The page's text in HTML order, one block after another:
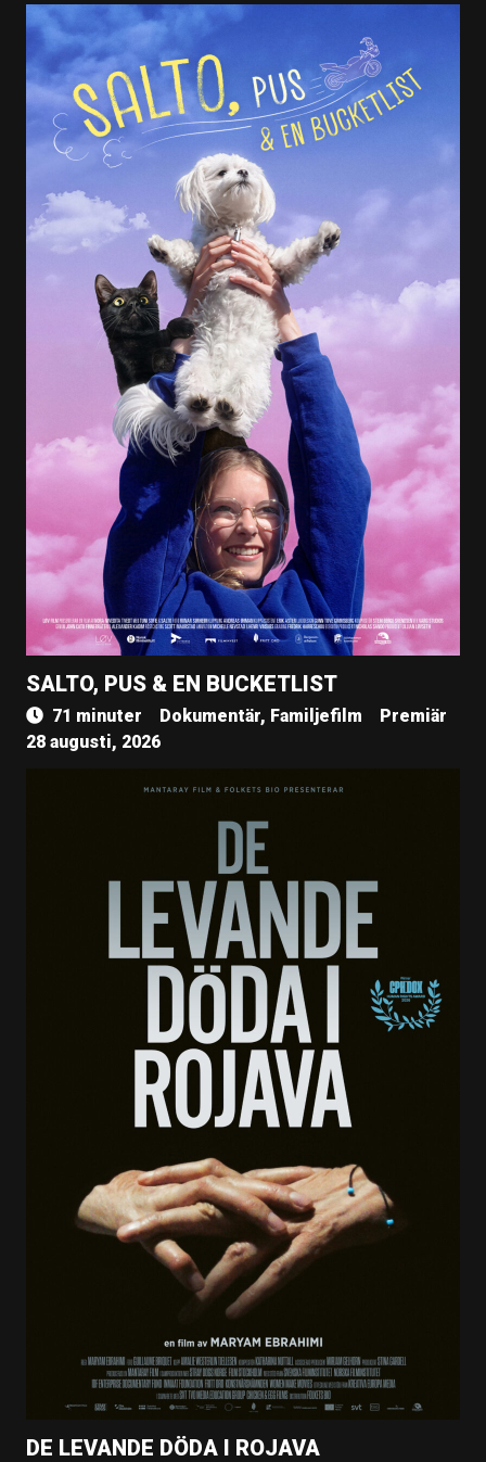
SALTO, PUS & EN BUCKETLIST
71 minuter Dokumentär, Familjefilm
Premiär
28 augusti, 2026
DE LEVANDE DÖDA I ROJAVA